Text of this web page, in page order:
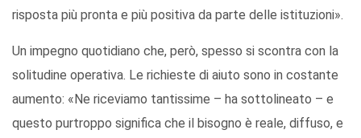
risposta più pronta e più positiva da parte delle istituzioni».
Un impegno quotidiano che, però, spesso si scontra con la
solitudine operativa. Le richieste di aiuto sono in costante
aumento: «Ne riceviamo tantissime – ha sottolineato – e
questo purtroppo significa che il bisogno è reale, diffuso, e